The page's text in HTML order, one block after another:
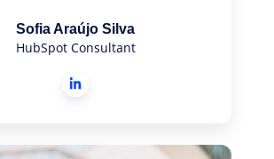
Sofia Araújo Silva
HubSpot Consultant